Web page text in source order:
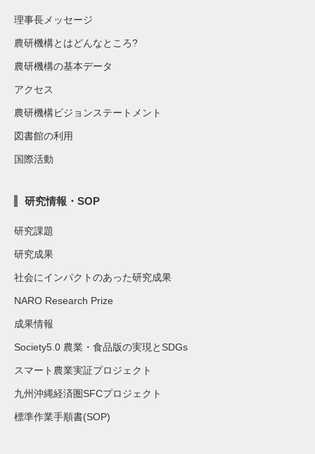
理事長メッセージ
農研機構とはどんなところ?
農研機構の基本データ
アクセス
農研機構ビジョンステートメント
図書館の利用
国際活動
研究情報・SOP
研究課題
研究成果
社会にインパクトのあった研究成果
NARO Research Prize
成果情報
Society5.0 農業・食品版の実現とSDGs
スマート農業実証プロジェクト
九州沖縄経済圏SFCプロジェクト
標準作業手順書(SOP)